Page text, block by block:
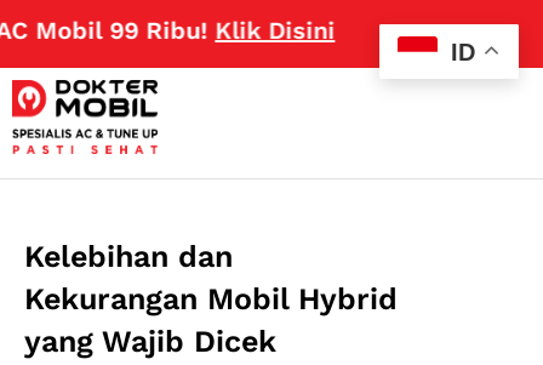
99 Ribu! Klik Disini
Kelebihan dan
Kekurangan Mobil Hybrid
yang Wajib Dicek
ID